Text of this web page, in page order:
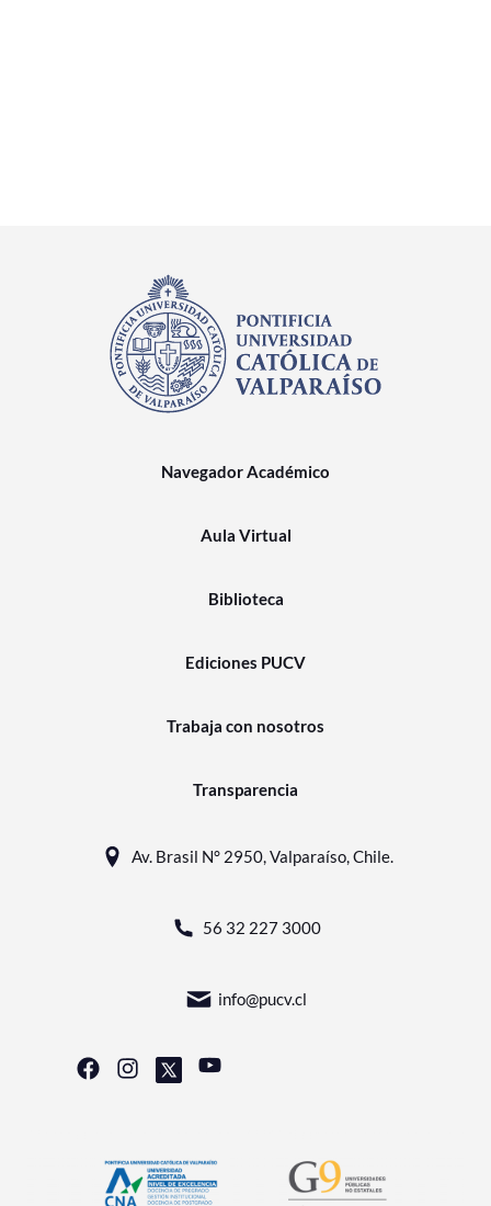
Navegador Académico
Aula Virtual
Biblioteca
Ediciones PUCV
Trabaja con nosotros
Transparencia
Av. Brasil N° 2950, Valparaíso, Chile.
56 32 227 3000
info@pucv.cl